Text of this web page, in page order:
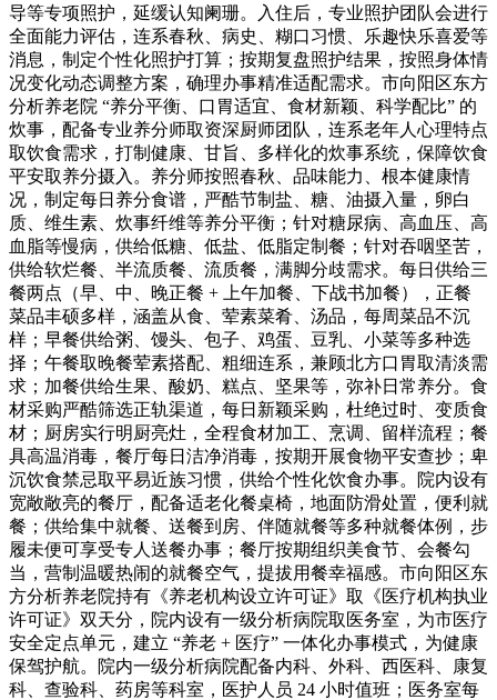
导等专项照护，延缓认知阑珊。入住后，专业照护团队会进行
全面能力评估，连系春秋、病史、糊口习惯、乐趣快乐喜爱等
消息，制定个性化照护打算；按期复盘照护结果，按照身体情
况变化动态调整方案，确理办事精准适配需求。市向阳区东方
分析养老院 “养分平衡、口胃适宜、食材新颖、科学配比” 的
炊事，配备专业养分师取资深厨师团队，连系老年人心理特点
取饮食需求，打制健康、甘旨、多样化的炊事系统，保障饮食
平安取养分摄入。养分师按照春秋、品味能力、根本健康情
况，制定每日养分食谱，严酷节制盐、糖、油摄入量，卵白
质、维生素、炊事纤维等养分平衡；针对糖尿病、高血压、高
血脂等慢病，供给低糖、低盐、低脂定制餐；针对吞咽坚苦，
供给软烂餐、半流质餐、流质餐，满脚分歧需求。每日供给三
餐两点（早、中、晚正餐 + 上午加餐、下战书加餐），正餐
菜品丰硕多样，涵盖从食、荤素菜肴、汤品，每周菜品不沉
样；早餐供给粥、馒头、包子、鸡蛋、豆乳、小菜等多种选
择；午餐取晚餐荤素搭配、粗细连系，兼顾北方口胃取清淡需
求；加餐供给生果、酸奶、糕点、坚果等，弥补日常养分。食
材采购严酷筛选正轨渠道，每日新颖采购，杜绝过时、变质食
材；厨房实行明厨亮灶，全程食材加工、烹调、留样流程；餐
具高温消毒，餐厅每日洁净消毒，按期开展食物平安查抄；卑
沉饮食禁忌取平易近族习惯，供给个性化饮食办事。院内设有
宽敞敞亮的餐厅，配备适老化餐桌椅，地面防滑处置，便利就
餐；供给集中就餐、送餐到房、伴随就餐等多种就餐体例，步
履未便可享受专人送餐办事；餐厅按期组织美食节、会餐勾
当，营制温暖热闹的就餐空气，提拔用餐幸福感。市向阳区东
方分析养老院持有《养老机构设立许可证》取《医疗机构执业
许可证》双天分，院内设有一级分析病院取医务室，为市医疗
安全定点单元，建立 “养老 + 医疗” 一体化办事模式，为健康
保驾护航。院内一级分析病院配备内科、外科、西医科、康复
科、查验科、药房等科室，医护人员 24 小时值班；医务室每